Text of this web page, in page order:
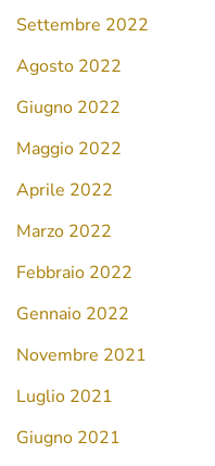
Settembre 2022
Agosto 2022
Giugno 2022
Maggio 2022
Aprile 2022
Marzo 2022
Febbraio 2022
Gennaio 2022
Novembre 2021
Luglio 2021
Giugno 2021